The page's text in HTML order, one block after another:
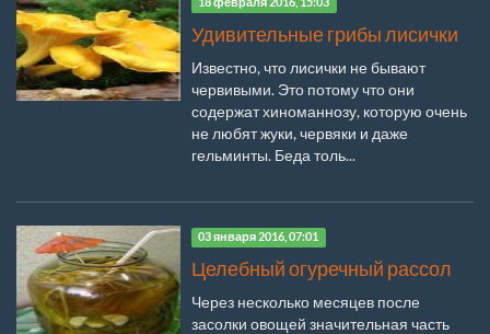
18 февраля 2016, 15:03
Удивительные грибы лисички
Известно, что лисички не бывают
червивыми. Это потому что они
содержат хиноманнозу, которую очень
не любят жуки, червяки и даже
гельминты. Беда толь...
03 января 2016, 07:01
Целебный огуречный рассол
Через несколько месяцев после
засолки овощей значительная часть